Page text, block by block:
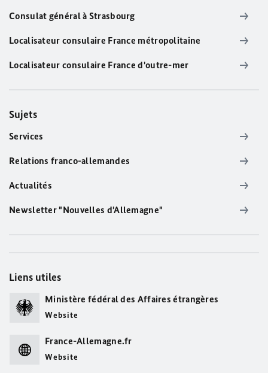
Consulat général à Strasbourg
Localisateur consulaire France métropolitaine
Localisateur consulaire France d'outre-mer
Sujets
Services
Relations franco-allemandes
Actualités
Newsletter "Nouvelles d'Allemagne"
Liens utiles
Ministère fédéral des Affaires étrangères
Website
France-Allemagne.fr
Website